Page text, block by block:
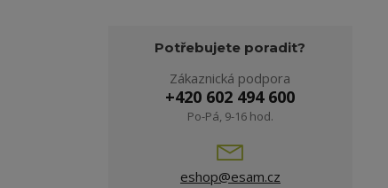
Potřebujete poradit?
Zákaznická podpora
+420 602 494 600
Po-Pá, 9-16 hod.
eshop@esam.cz